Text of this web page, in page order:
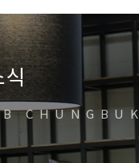
CHUNGBUK